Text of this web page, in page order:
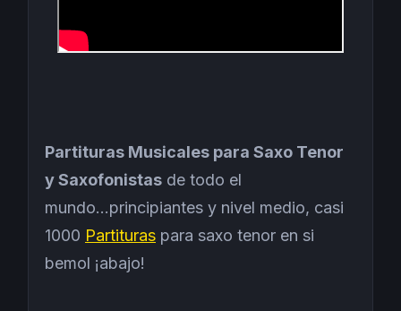
Partituras Musicales para Saxo Tenor
y Saxofonistas de todo el
mundo...principiantes y nivel medio, casi
1000 Partituras para saxo tenor en si
bemol ¡abajo!